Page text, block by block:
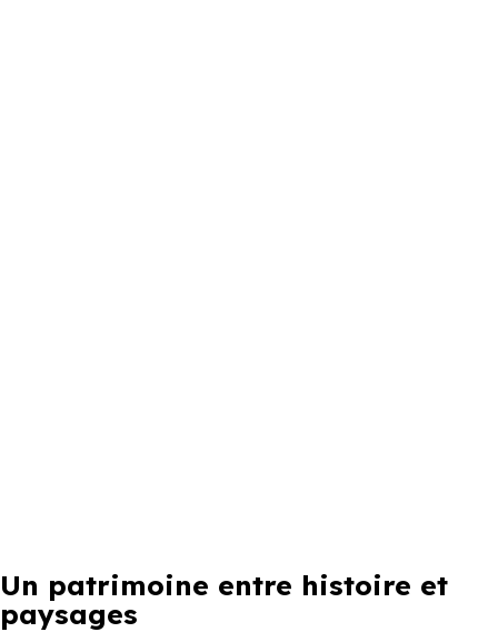
Un patrimoine entre histoire et
paysages